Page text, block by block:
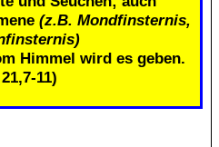
(z.B. Mondfinsternis,
Himmel wird es geben.
11)